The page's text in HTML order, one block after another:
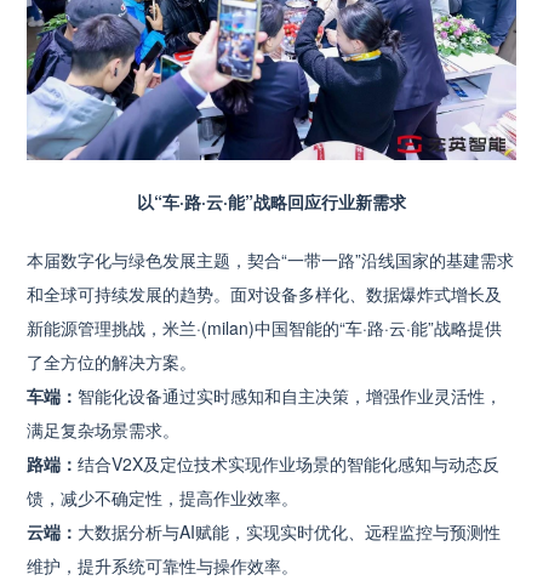
以“车·路·云·能”战略回应行业新需求
本届数字化与绿色发展主题，契合“一带一路”沿线国家的基建需求
和全球可持续发展的趋势。面对设备多样化、数据爆炸式增长及
新能源管理挑战，米兰·(milan)中国智能的“车·路·云·能”战略提供
了全方位的解决方案。
车端： 智能化设备通过实时感知和自主决策，增强作业灵活性，
满足复杂场景需求。
路端：结合V2X及定位技术实现作业场景的智能化感知与动态反
馈，减少不确定性，提高作业效率。
云端： 大数据分析与AI赋能，实现实时优化、远程监控与预测性
维护，提升系统可靠性与操作效率。